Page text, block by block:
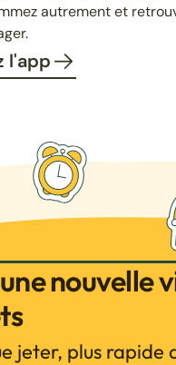
autrement et
l'app
nouvelle
jeter, plus rapide